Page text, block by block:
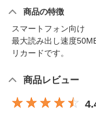
商品の特徴
スマートフォン向け
最大読み出し速度
リカードです。
商品レビュー